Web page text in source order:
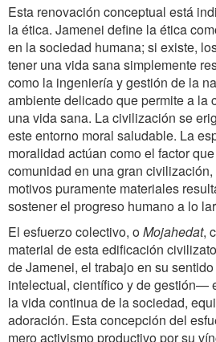
Esta renovación conceptual está
la ética. Jamenei define la ética
en la sociedad humana; si existe,
tener una vida sana simplemente
como la ingeniería y gestión de la
ambiente delicado que permite a la
una vida sana. La civilización se
este entorno moral saludable. La
moralidad actúan como el factor
comunidad en una gran
motivos puramente materiales
sostener el progreso humano a lo
El esfuerzo colectivo, oMojahedat,
material de esta edificación
de Jamenei, el trabajo en su
intelectual, científico y de gestión—
la vida continua de la sociedad,
adoración. Esta concepción del
mero activismo productivo por su